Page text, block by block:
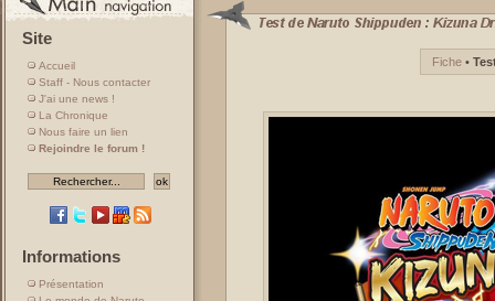
Site
Accueil
Staff - Nous contacter
J'ai une news !
La Chronique
Nous faire un lien
Rejoindre le forum !
Informations
Présentation
Fiche •